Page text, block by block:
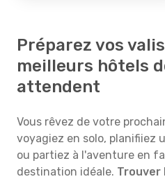
Préparez vos
meilleurs hôtels
attendent
Vous rêvez de votre
voyagiez en solo, planifiiez
ou partiez à l'aventure en
destination idéale. Trouver